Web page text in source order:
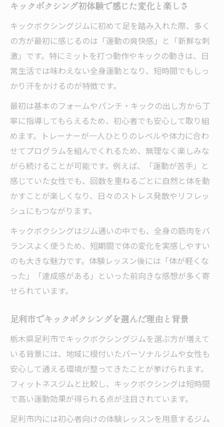
キックボクシング初体験で感じた変化と楽しさ
キックボクシングジムに初めて足を踏み入れた際、多く
の方が最初に感じるのは「運動の爽快感」と「新鮮な刺
激」です。特にミットを打つ動作やキックの動きは、日
常生活では味わえない全身運動となり、短時間でもしっ
かり汗をかけるのが特徴です。
最初は基本のフォームやパンチ・キックの出し方から丁
寧に指導してもらえるため、初心者でも安心して取り組
めます。トレーナーが一人ひとりのレベルや体力に合わ
せてプログラムを組んでくれるため、無理なく楽しみな
がら続けることが可能です。例えば、「運動が苦手」と
感じていた女性でも、回数を重ねるごとに自然と体を動
かすことが楽しくなり、日々のストレス発散やリフレッ
シュにもつながります。
キックボクシングはジム通いの中でも、全身の筋肉をバ
ランスよく使うため、短期間で体の変化を実感しやすい
のも大きな魅力です。体験レッスン後には「体が軽くな
った」「達成感がある」といった前向きな感想が多く寄
せられています。
足利市でキックボクシングを選んだ理由と背景
栃木県足利市でキックボクシングジムを選ぶ方が増えて
いる背景には、地域に根付いたパーソナルジムや女性も
安心して通える環境が整ってきたことが挙げられます。
フィットネスジムと比較し、キックボクシングは短時間
で高い運動効果が得られる点が注目されています。
足利市内には初心者向けの体験レッスンを用意するジム